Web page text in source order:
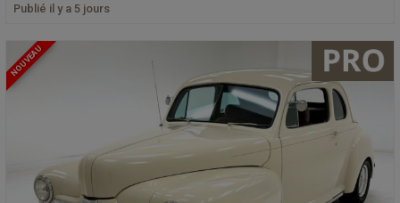
Publié il y a 5 jours
NOUVEAU